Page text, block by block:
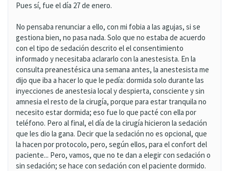
Pues sí, fue el día 27 de enero.
No pensaba renunciar a ello, con mi fobia a las agujas, si se
gestiona bien, no pasa nada. Solo que no estaba de acuerdo
con el tipo de sedación descrito el el consentimiento
informado y necesitaba aclararlo con la anestesista. En la
consulta preanestésica una semana antes, la anestesista me
dijo que iba a hacer lo que le pedía: dormida solo durante las
inyecciones de anestesia local y despierta, consciente y sin
amnesia el resto de la cirugía, porque para estar tranquila no
necesito estar dormida; eso fue lo que pacté con ella por
teléfono. Pero al final, el día de la cirugía hicieron la sedación
que les dio la gana. Decir que la sedación no es opcional, que
la hacen por protocolo, pero, según ellos, para el confort del
paciente... Pero, vamos, que no te dan a elegir con sedación o
sin sedación; se hace con sedación con el paciente dormido.